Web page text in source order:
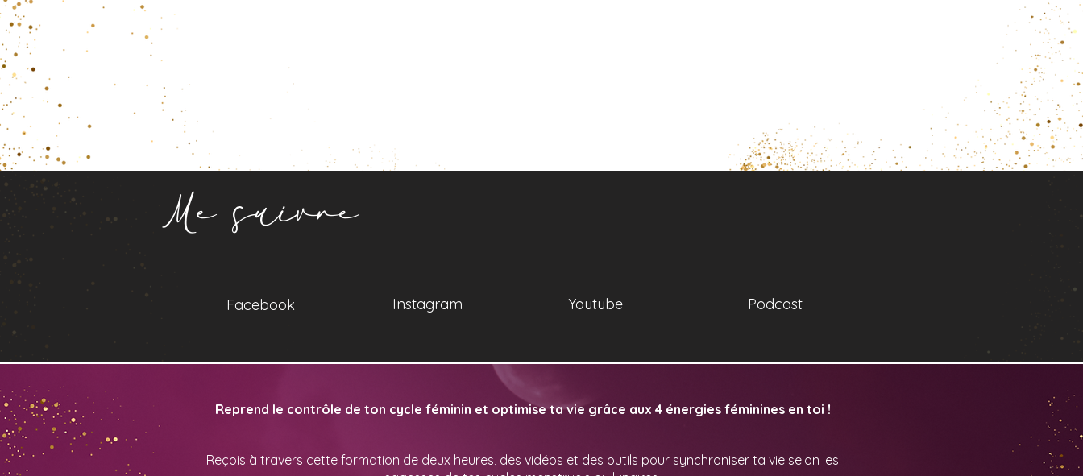
Me suivre
Instagram
Facebook Youtube Podcast
Reprend le contrôle de ton cycle féminin et optimise ta vie grâce aux 4 énergies féminines en toi !
Reçois à travers cette formation de deux heures, des vidéos et des outils pour synchroniser ta vie selon les